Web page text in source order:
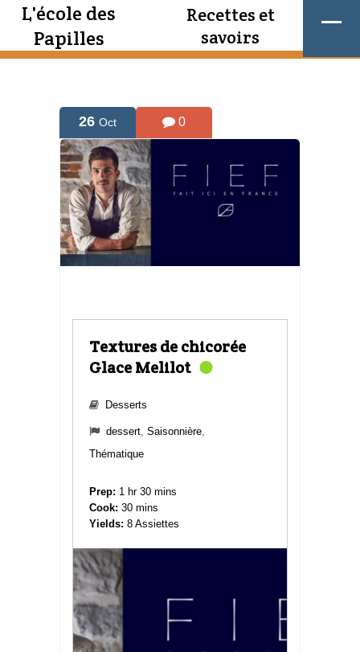
L'école des
Papilles
Recettes et
savoirs
26 Oct 0
Textures de chicorée
Glace Melilot
Desserts
dessert Saisonnière
Thématique
Prep: 1 hr 30 mins
Cook: 30 mins
Yields: 8 Assiettes